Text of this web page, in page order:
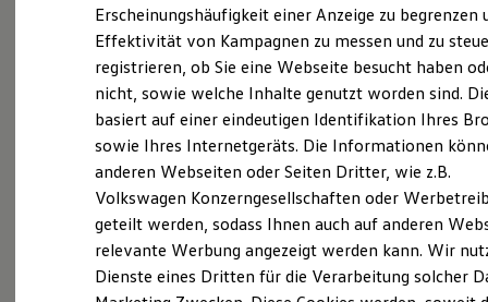
Ladezeitensimulator
Batterie
Sicherheit
Garantie und Lebensdauer
Nachhaltigkeit
Technologie
Kosten und Kauf
Verbrauchskosten
Kaufoptionen
E-Auto-Förderung
Software und Konnektivität
Die ID. Software 6
ID. Software Versionen und Updates
Digitale Extras
Schnittstellen zu Ihrem ID.
Fahrzeugangebot anfordern
Servicetermin buchen
Serviceanfrage stellen
Erscheinungshäufigkeit einer Anzeige zu begrenzen
Effektivität von Kampagnen zu messen und zu
registrieren, ob Sie eine Webseite besucht haben
nicht, sowie welche Inhalte genutzt worden sind.
basiert auf einer eindeutigen Identifikation Ihres
sowie Ihres Internetgeräts. Die Informationen
anderen Webseiten oder Seiten Dritter, wie z.B.
Volkswagen Konzerngesellschaften oder
geteilt werden, sodass Ihnen auch auf anderen
relevante Werbung angezeigt werden kann. Wir
Dienste eines Dritten für die Verarbeitung solcher